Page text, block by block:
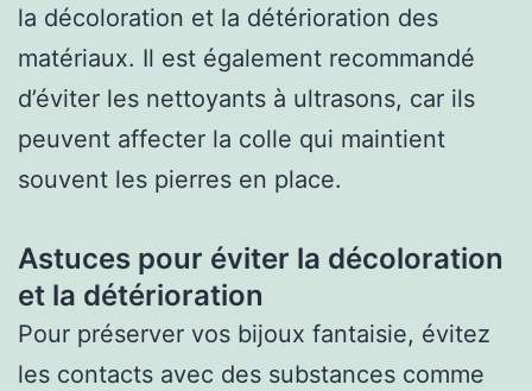
la décoloration et la détérioration des
matériaux. Il est également recommandé
d’éviter les nettoyants à ultrasons, car ils
peuvent affecter la colle qui maintient
souvent les pierres en place.
Astuces pour éviter la décoloration
et la détérioration
Pour préserver vos bijoux fantaisie, évitez
les contacts avec des substances comme